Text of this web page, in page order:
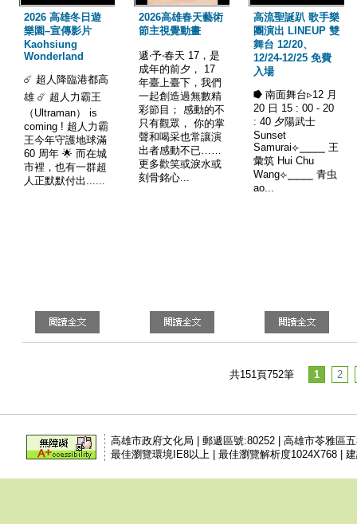
2026 高雄冬日遊
樂園–宣傳影片
Kaohsiung
Wonderland
☄️ 超人降臨港都高
雄 ☄️ 超人力霸王
（Ultraman） is
coming ! 超人力霸
王今年守護地球滿
60 周年 🌟 而在城
市裡，也有一群超
人正默默付出......
2026高雄春天藝術
節主視覺動畫
遞‧予‧春天 17，是
成年的前夕， 17
年臺上臺下，我們
一起創造過無數精
彩節目； 感動的不
只有觀眾， 你的掌
聲和喝采也常讓演
出者感動不已……
更多歡笑或淚水或
刻骨銘心...
高流聖誕趴 歌手樂
團演出 LINEUP 雙
舞台 12/20、
12/24-12/25 免費
入場
⭓ 南面舞台▹12 月
20 日 15 : 00 - 20
: 40 夕陽武士
Sunset
Samurai⟣⎯⎯⎯⎯ 王
彙筑 Hui Chu
Wang⟣⎯⎯⎯⎯ 青虫
ao...
共151頁752筆 1 2
高雄市政府文化局 | 郵遞區號:80252 | 高雄市苓雅區
最佳瀏覽環境IE8以上 | 最佳瀏覽解析度1024X768 |